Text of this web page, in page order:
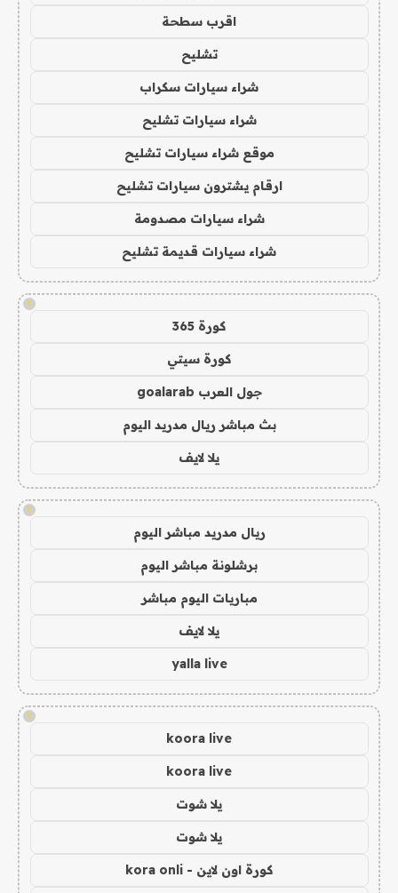
اقرب سطحة
تشليح
شراء سيارات سكراب
شراء سيارات تشليح
موقع شراء سيارات تشليح
ارقام يشترون سيارات تشليح
شراء سيارات مصدومة
شراء سيارات قديمة تشليح
!
كورة 365
كورة سيتي
جول العرب goalarab
بث مباشر ريال مدريد اليوم
يلا لايف
!
ريال مدريد مباشر اليوم
برشلونة مباشر اليوم
مباريات اليوم مباشر
يلا لايف
yalla live
!
koora live
koora live
يلا شوت
يلا شوت
كورة اون لاين - kora onli